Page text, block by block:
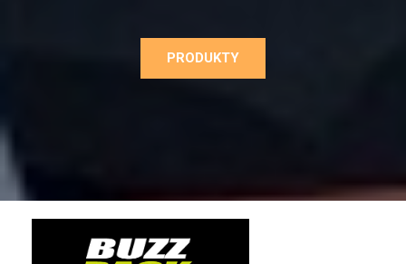
PRODUKTY